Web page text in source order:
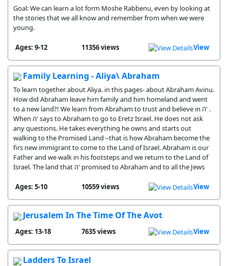
Goal: We can learn a lot form Moshe Rabbenu, even by looking at
the stories that we all know and remember from when we were
young.
Ages: 9-12 11356 views View
Family Learning - Aliya\ Abraham
To learn together about Aliya. in this pages- about Abraham Avinu.
How did Abraham leave him family and him homeland and went
to a new land?! We learn from Abraham to trust and believe in ה' .
When ה' says to Abraham to go to Eretz Israel. He does not ask
any questions. He takes everything he owns and starts out
walking to the Promised Land –that is how Abraham become the
firs new immigrant to come to the Land of Israel. Abraham is our
Father and we walk in his footsteps and we return to the Land of
Israel. The land that ה' promised to Abraham and to all the Jews
Ages: 5-10 10559 views View
Jerusalem In The Time Of The Avot
Ages: 13-18 7635 views View
Ladders To Israel